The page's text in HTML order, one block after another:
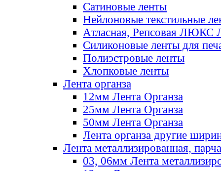
Сатиновые ленты
Нейлоновые текстильные
Атласная, Репсовая ЛЮКС
Силиконовые ленты для
Полиэстровые ленты
Хлопковые ленты
Лента органза
12мм Лента Органза
25мм Лента Органза
50мм Лента Органза
Лента органза другие
Лента металлизированная, парча
03, 06мм Лента